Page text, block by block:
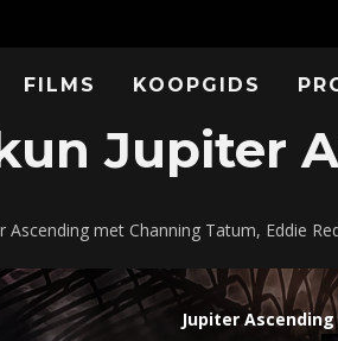
FILMS KOOPGIDS
Jupiter
Ascending met Channing Tatum, Eddie
Jupiter